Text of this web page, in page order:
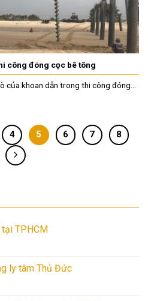
công đóng cọc bê tông
của khoan dẫn trong thi công đóng...
4 5 6 7 8
TPHCM
ly tâm Thủ Đức